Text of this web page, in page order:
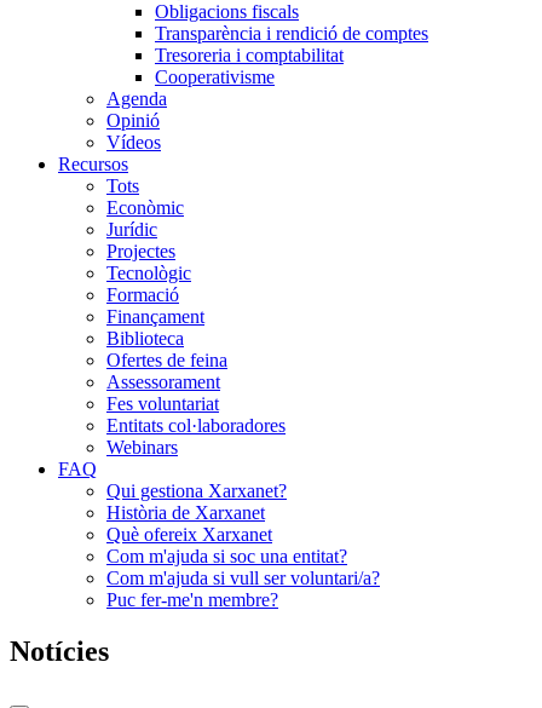
Obligacions fiscals
Transparència i rendició de comptes
Tresoreria i comptabilitat
Cooperativisme
Agenda
Opinió
Vídeos
Recursos
Tots
Econòmic
Jurídic
Projectes
Tecnològic
Formació
Finançament
Biblioteca
Ofertes de feina
Assessorament
Fes voluntariat
Entitats col·laboradores
Webinars
FAQ
Qui gestiona Xarxanet?
Història de Xarxanet
Què ofereix Xarxanet
Com m'ajuda si soc una entitat?
Com m'ajuda si vull ser voluntari/a?
Puc fer-me'n membre?
Notícies